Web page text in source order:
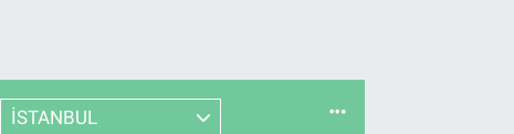
İSTANBUL